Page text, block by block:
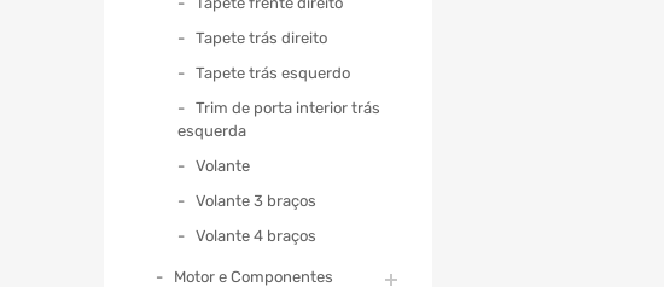
Tapete trás direito
Tapete trás esquerdo
Trim de porta interior trás
esquerda
Volante
Volante 3 braços
Volante 4 braços
Motor e Componentes